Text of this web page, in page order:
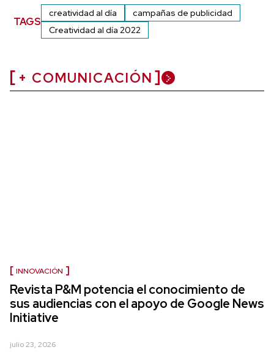
TAGS
creatividad al día
campañas de publicidad
Creatividad al día 2022
+ COMUNICACIÓN
INNOVACIÓN
Revista P&M potencia el conocimiento de
sus audiencias con el apoyo de Google News
Initiative
julio 23, 2026